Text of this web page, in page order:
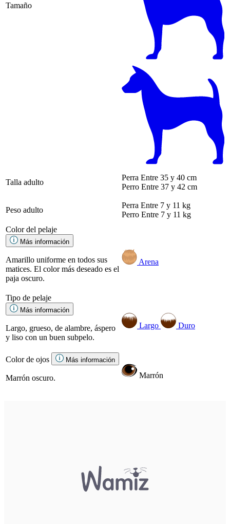
Tamaño
Talla adulto
Perra Entre 35 y 40 cm
Perro Entre 37 y 42 cm
Peso adulto
Perra Entre 7 y 11 kg
Perro Entre 7 y 11 kg
Color del pelaje
Más información
Amarillo uniforme en todos sus
matices. El color más deseado es el
paja oscuro.
Arena
Tipo de pelaje
Más información
Largo, grueso, de alambre, áspero
y liso con un buen subpelo.
Largo Duro
Color de ojos Más información
Marrón oscuro. Marrón